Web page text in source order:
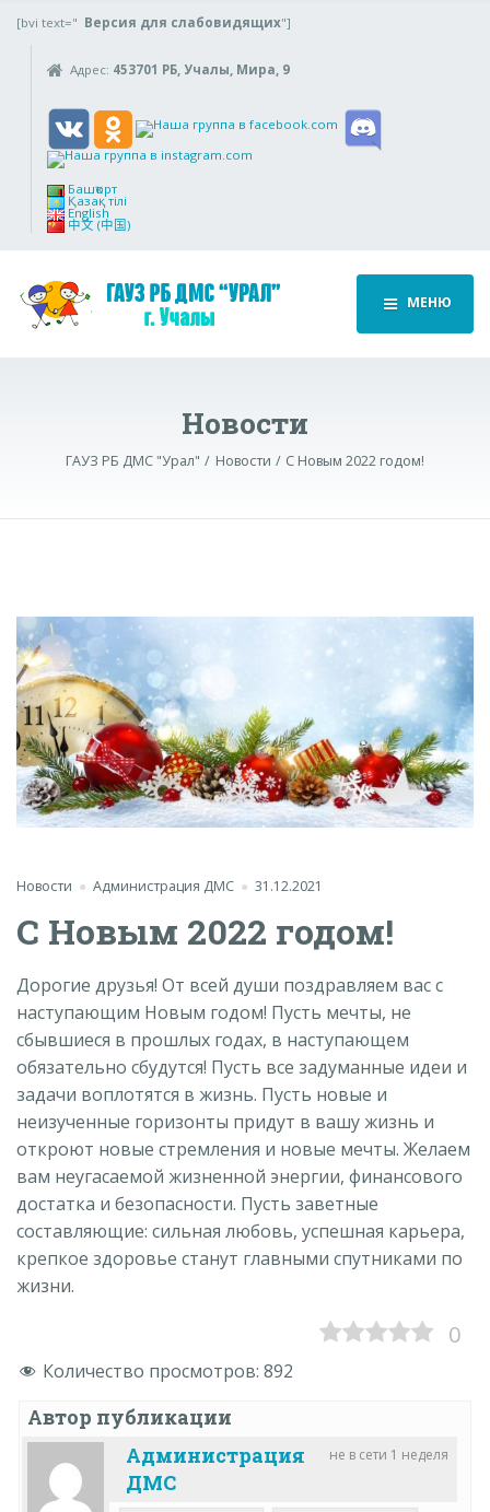
[bvi text=" Версия для слабовидящих"]
Адрес: 453701 РБ, Учалы, Мира, 9
Башҡорт
Қазақ тілі
English
中文 (中国)
МЕНЮ
Новости
ГАУЗ РБ ДМС "Урал" Новости С Новым 2022 годом!
Новости Администрация ДМС 31.12.2021
С Новым 2022 годом!
Дорогие друзья! От всей души поздравляем вас с
наступающим Новым годом! Пусть мечты, не
сбывшиеся в прошлых годах, в наступающем
обязательно сбудутся! Пусть все задуманные идеи и
задачи воплотятся в жизнь. Пусть новые и
неизученные горизонты придут в вашу жизнь и
откроют новые стремления и новые мечты. Желаем
вам неугасаемой жизненной энергии, финансового
достатка и безопасности. Пусть заветные
составляющие: сильная любовь, успешная карьера,
крепкое здоровье станут главными спутниками по
жизни.
0
Количество просмотров: 892
Автор публикации
не в сети 1 неделя
Администрация
ДМС